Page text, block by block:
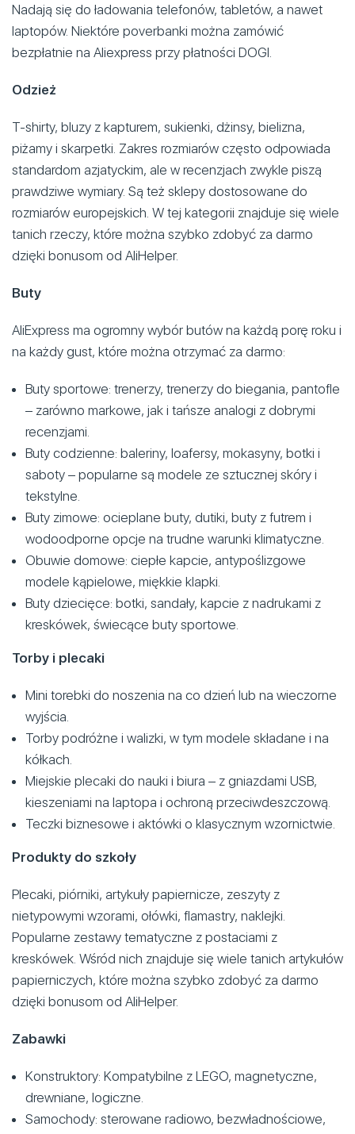
Nadają się do ładowania telefonów, tabletów, a nawet
laptopów. Niektóre poverbanki można zamówić
bezpłatnie na Aliexpress przy płatności DOGI.
Odzież
T-shirty, bluzy z kapturem, sukienki, dżinsy, bielizna,
piżamy i skarpetki. Zakres rozmiarów często odpowiada
standardom azjatyckim, ale w recenzjach zwykle piszą
prawdziwe wymiary. Są też sklepy dostosowane do
rozmiarów europejskich. W tej kategorii znajduje się wiele
tanich rzeczy, które można szybko zdobyć za darmo
dzięki bonusom od AliHelper.
Buty
AliExpress ma ogromny wybór butów na każdą porę roku i
na każdy gust, które można otrzymać za darmo:
Buty sportowe: trenerzy, trenerzy do biegania, pantofle
– zarówno markowe, jak i tańsze analogi z dobrymi
recenzjami.
Buty codzienne: baleriny, loafersy, mokasyny, botki i
saboty – popularne są modele ze sztucznej skóry i
tekstylne.
Buty zimowe: ocieplane buty, dutiki, buty z futrem i
wodoodporne opcje na trudne warunki klimatyczne.
Obuwie domowe: ciepłe kapcie, antypoślizgowe
modele kąpielowe, miękkie klapki.
Buty dziecięce: botki, sandały, kapcie z nadrukami z
kreskówek, świecące buty sportowe.
Torby i plecaki
Mini torebki do noszenia na co dzień lub na wieczorne
wyjścia.
Torby podróżne i walizki, w tym modele składane i na
kółkach.
Miejskie plecaki do nauki i biura – z gniazdami USB,
kieszeniami na laptopa i ochroną przeciwdeszczową.
Teczki biznesowe i aktówki o klasycznym wzornictwie.
Produkty do szkoły
Plecaki, piórniki, artykuły papiernicze, zeszyty z
nietypowymi wzorami, ołówki, flamastry, naklejki.
Popularne zestawy tematyczne z postaciami z
kreskówek. Wśród nich znajduje się wiele tanich artykułów
papierniczych, które można szybko zdobyć za darmo
dzięki bonusom od AliHelper.
Zabawki
Konstruktory: Kompatybilne z LEGO, magnetyczne,
drewniane, logiczne.
Samochody: sterowane radiowo, bezwładnościowe,